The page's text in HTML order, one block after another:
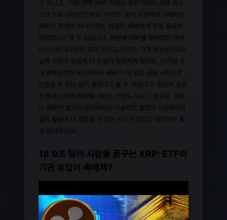
건 아니고, '기관 판매 XRP 자체는 증권'이라는 규제 리스
크가 조금 남아있긴 해요. 하지만 '공개 시장에서 거래되는
XRP는 증권이 아니다'라는 판결은 XRP에게 정말 중요한
승리였다고 할 수 있습니다. 덕분에 XRP를 둘러쌌던 규제
리스크의 먹구름이 많이 걷히고, 이제는 가격 변동성보다는
실제 수요와 유입에 더 초점이 맞춰지게 됐어요. 이처럼 규
제 불확실성이 해소되면서 XRP가 더 넓은 금융 시장으로
진출할 수 있는 길이 열렸다고 볼 수 있습니다. 앞으로 유동
성 통로가 더욱 확대될 거라는 전망도 나오고 있구요. 이제
는 XRP가 법적인 문제보다는 기술적인 발전과 시장에서의
실제 활용에 더 집중할 수 있는 시기가 왔다고 생각하면 될
것 같더라구요!
18.9조 달러 시장을 꿈꾸는 XRP: ETF와
기관 유입이 촉매제?